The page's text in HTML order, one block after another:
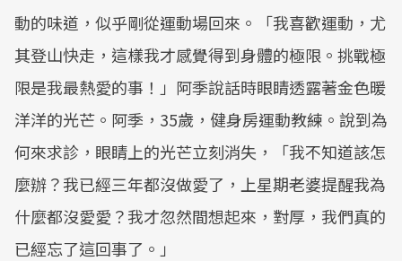
動的味道，似乎剛從運動場回來。「我喜歡運動，尤
其登山快走，這樣我才感覺得到身體的極限。挑戰極
限是我最熱愛的事！」阿季說話時眼睛透露著金色暖
洋洋的光芒。阿季，35歲，健身房運動教練。說到為
何來求診，眼睛上的光芒立刻消失，「我不知道該怎
麼辦？我已經三年都沒做愛了，上星期老婆提醒我為
什麼都沒愛愛？我才忽然間想起來，對厚，我們真的
已經忘了這回事了。」